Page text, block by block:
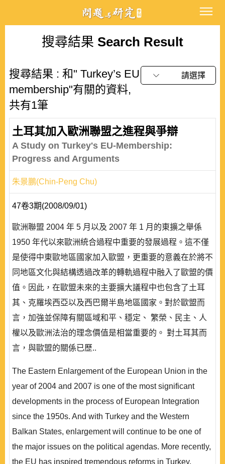
搜尋結果 Search Result
搜尋結果 : 和" Turkey’s EU
membership"有關的資料,
共有1筆
請選擇
土耳其加入歐洲聯盟之進程與爭辯
A Study on Turkey's EU-Membership:
Progress and Arguments
朱景鵬(Chin-Peng Chu)
47卷3期(2008/09/01)
歐洲聯盟 2004 年 5 月以及 2007 年 1 月的東擴之舉係
1950 年代以來歐洲統合過程中重要的發展過程。這不僅
是使得中東歐地區國家加入歐盟，更重要的意義在於將不
同地區文化與結構透過改革的轉軌過程中融入了歐盟的價
值。因此，在歐盟未來的主要擴大議程中也包含了土耳
其、克羅埃西亞以及西巴爾半島地區國家。對於歐盟而
言，加強並保障有關區域和平、穩定、 繁榮、民主、人
權以及歐洲法治的理念價值是相當重要的。 對土耳其而
言，與歐盟的關係已歷..
The Eastern Enlargement of the European Union in the
year of 2004 and 2007 is one of the most significant
developments in the process of European Integration
since the 1950s. And with Turkey and the Western
Balkan States, enlargement will continue to be one of
the major issues on the political agendas. More recently,
the EU has inspired tremendous reforms in Turkey,